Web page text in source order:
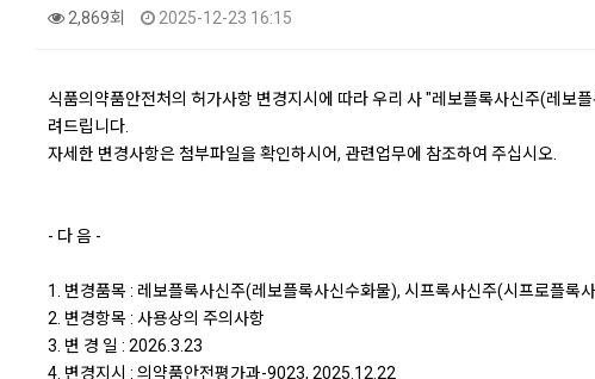
2,869회 2025-12-23 16:15
식품의약품안전처의 허가사항 변경지시에 따라 우리 사 "레보플록사신주(레
려드립니다.
자세한 변경사항은 첨부파일을 확인하시어, 관련업무에 참조하여 주십시오.
- 다 음 -
1. 변경품목 : 레보플록사신주(레보플록사신수화물), 시프록사신주(시프로플
2. 변경항목 : 사용상의 주의사항
3. 변 경 일 : 2026.3.23
4. 변경지시 : 의약품안전평가과-9023, 2025.12.22